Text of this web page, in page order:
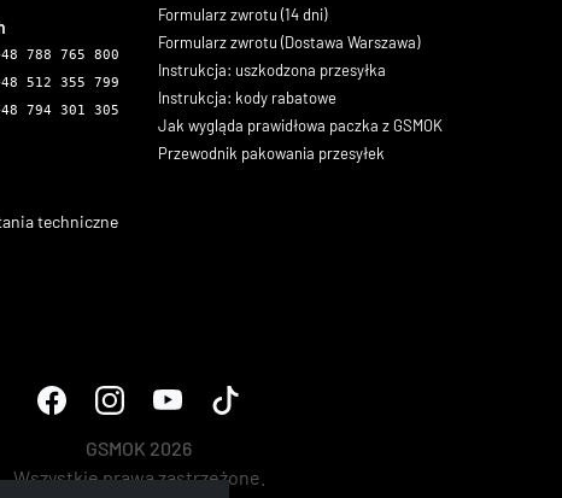
788 765 800
512 355 799
794 301 305
techniczne
Formularz zwrotu (14 dni)
Formularz zwrotu (Dostawa Warszawa)
Instrukcja: uszkodzona przesyłka
Instrukcja: kody rabatowe
Jak wygląda prawidłowa paczka z GSMOK
Przewodnik pakowania przesyłek
GSMOK 2026
Wszystkie prawa zastrzeżone.